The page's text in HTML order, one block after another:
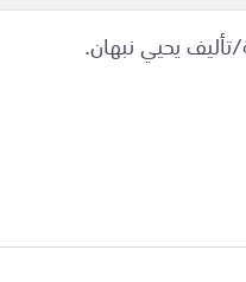
تأليف يحيي نبهان.